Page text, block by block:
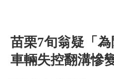
苗栗7旬翁疑「
車輛失控翻溝慘